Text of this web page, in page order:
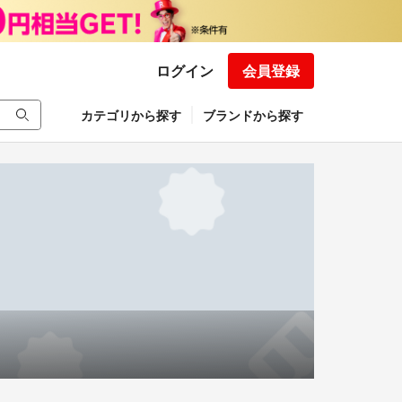
ログイン 会員登録
カテゴリから探す ブランドから探す